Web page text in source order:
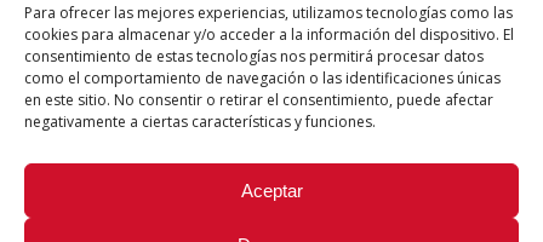
Para ofrecer las mejores experiencias, utilizamos tecnologías como las
cookies para almacenar y/o acceder a la información del dispositivo. El
consentimiento de estas tecnologías nos permitirá procesar datos
como el comportamiento de navegación o las identificaciones únicas
en este sitio. No consentir o retirar el consentimiento, puede afectar
negativamente a ciertas características y funciones.
Aceptar
+Sindicato Policía Local UGT
twitter.com/UGTPoliciaLocal
http://www.policialocalugt.es
Did you like this article? Share it with your friends!